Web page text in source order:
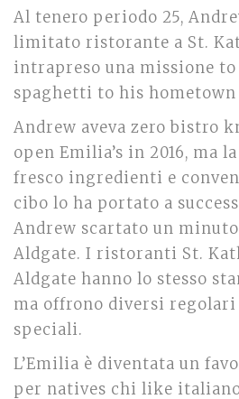
Al tenero periodo 25,
limitato ristorante a St.
intrapreso una missione
spaghetti to his hometown
Andrew aveva zero bistro
open Emilia’s in 2016, ma
fresco ingredienti e
cibo lo ha portato a
Andrew scartato un minuto
Aldgate. I ristoranti St.
Aldgate hanno lo stesso
ma offrono diversi regolari
speciali.
L’Emilia è diventata un
per natives chi like